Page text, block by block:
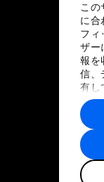
この
に合
フィ
ザー
報を
信、
有し
ユ
報や
に
トナ
す。